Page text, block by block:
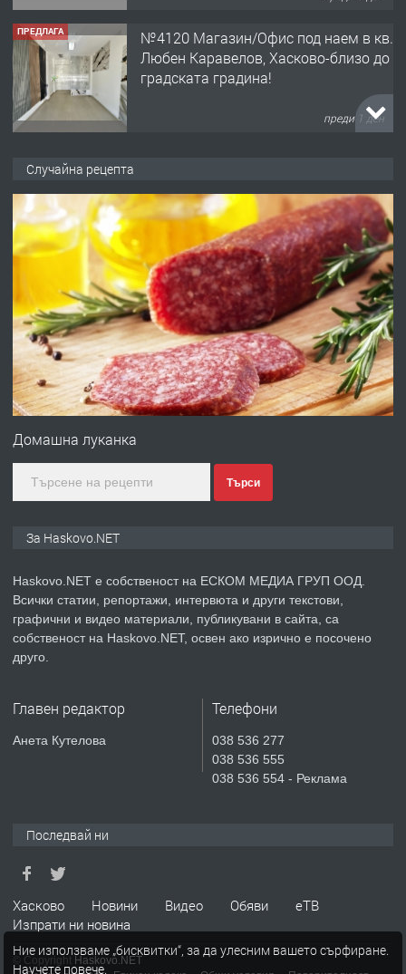
ПРЕДЛАГА
№4120 Магазин/Офис под наем в кв.
Любен Каравелов, Хасково-близо до
градската градина!
преди 1 ден
КУБА
преди 2 дни
Продавам парцел в гр. Хасково кв.
Хисаря до ток, вода,канализация,
асфалт 0889 537 426
преди 2 дни
ПРЕДЛАГА СГЛОБЯВАНЕ НА МЕБЕЛИ.
преди 2 дни
ПРЕДЛАГА
Къртене на бетон! Събаряне на
Апартамент за продажба
НАЕМ В КВ. „ОРФЕЙ“ – ДО
КОМПЛЕКС „ВЕСПРЕМ“, ГР. ХАСКОВО
Случайна рецепта
Домашна луканка
Търси
За Haskovo.NET
Haskovo.NET е собственост на ЕСКОМ МЕДИА ГРУП ООД.
Всички статии, репортажи, интервюта и други текстови,
графични и видео материали, публикувани в сайта, са
собственост на Haskovo.NET, освен ако изрично е посочено
друго.
Главен редактор
Анета Кутелова
Телефони
038 536 277
038 536 555
038 536 554 - Реклама
Последвай ни
Хасково Новини Видео Обяви
еТВ
Изпрати ни новина
© Copyright Haskovo.NET
Ние използваме „бисквитки“, за да улесним вашето сърфиране.
Научете повече.